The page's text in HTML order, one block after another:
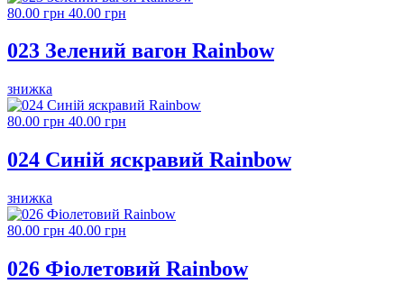
80.00 грн 40.00 грн
023 Зелений вагон Rainbow
знижка
80.00 грн 40.00 грн
024 Синій яскравий Rainbow
знижка
80.00 грн 40.00 грн
026 Фіолетовий Rainbow